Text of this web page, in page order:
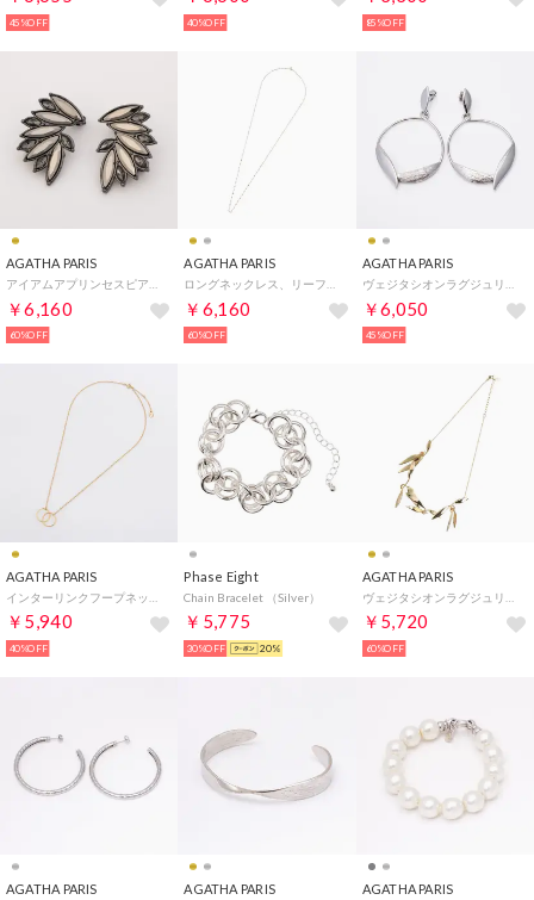
45%OFF 40%OFF 85%OFF
AGATHA PARIS
￥6,160
60%OFF
AGATHA PARIS
￥6,160
60%OFF
AGATHA PARIS
￥6,050
45%OFF
AGATHA PARIS
￥5,940
40%OFF
Phase Eight
Chain Bracelet （Silver）
￥5,775
30%OFF 20%
AGATHA PARIS
￥5,720
60%OFF
AGATHA PARIS AGATHA PARIS AGATHA PARIS